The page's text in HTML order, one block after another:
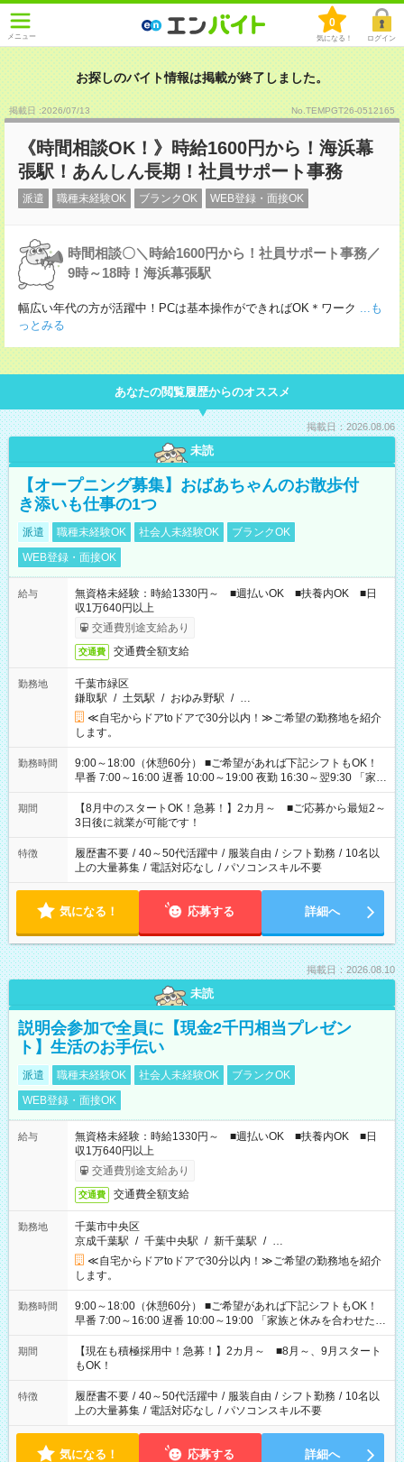
メニュー
0
気になる！ ログイン
お探しのバイト情報は掲載が終了しました。
掲載日 :2026/07/13 No.TEMPGT26-0512165
《時間相談OK！》時給1600円から！海浜幕
張駅！あんしん長期！社員サポート事務
派遣 職種未経験OK ブランクOK WEB登録・面接OK
時間相談〇＼時給1600円から！社員サポート事務／
9時～18時！海浜幕張駅
幅広い年代の方が活躍中！PCは基本操作ができればOK＊ワーク ...も
っとみる
あなたの閲覧履歴からのオススメ
掲載日：2026.08.06
未読
【オープニング募集】おばあちゃんのお散歩付
き添いも仕事の1つ
派遣 職種未経験OK 社会人未経験OK
ブランクOK
WEB登録・面接OK
給与
無資格未経験：時給1330円～ ■週払いOK ■扶養内OK ■日
収1万640円以上
交通費別途支給あり
交通費 交通費全額支給
勤務地
千葉市緑区
鎌取駅 / 土気駅 / おゆみ野駅 / …
≪自宅からドアtoドアで30分以内！≫ご希望の勤務地を紹介
します。
勤務時間
9:00～18:00（休憩60分） ■ご希望があれば下記シフトもOK！
早番 7:00～16:00 遅番 10:00～19:00 夜勤 16:30～翌9:30 「家族
と休みを合わせたい」 「余裕を持って夕飯の準備がしたい」
「できれば残業はしたくない」 など、ご希望を教えてください
ね。 ※Wワーク希望の方へ 今ご覧のお仕事で希望する勤務時間
と、もう1つのお仕事の勤務時間。 合計で週40時間を超える場
合は応募できません。
期間
【8月中のスタートOK！急募！】2カ月～ ■ご応募から最短2～
3日後に就業が可能です！
特徴 履歴書不要 / 40～50代活躍中 / 服装自由 / シフト勤務 / 10名以
上の大量募集 / 電話対応なし / パソコンスキル不要
気になる！ 応募する 詳細へ
掲載日：2026.08.10
未読
説明会参加で全員に【現金2千円相当プレゼン
ト】生活のお手伝い
派遣 職種未経験OK 社会人未経験OK
ブランクOK
WEB登録・面接OK
給与
無資格未経験：時給1330円～ ■週払いOK ■扶養内OK ■日
収1万640円以上
交通費別途支給あり
交通費 交通費全額支給
勤務地
千葉市中央区
京成千葉駅 / 千葉中央駅 / 新千葉駅 / …
≪自宅からドアtoドアで30分以内！≫ご希望の勤務地を紹介
します。
勤務時間
9:00～18:00（休憩60分） ■ご希望があれば下記シフトもOK！
早番 7:00～16:00 遅番 10:00～19:00 「家族と休みを合わせた
い」 「余裕を持って夕飯の準備がしたい」 「できれば残業はし
たくない」 など、ご希望を教えてくださいね。 ※Wワーク希望
の方へ 今ご覧のお仕事で希望する勤務時間と、もう1つのお仕事
の勤務時間。 合計で週40時間を超える場合は応募できません。
期間
【現在も積極採用中！急募！】2カ月～ ■8月～、9月スタート
もOK！
特徴 履歴書不要 / 40～50代活躍中 / 服装自由 / シフト勤務 / 10名以
上の大量募集 / 電話対応なし / パソコンスキル不要
気になる！ 応募する 詳細へ